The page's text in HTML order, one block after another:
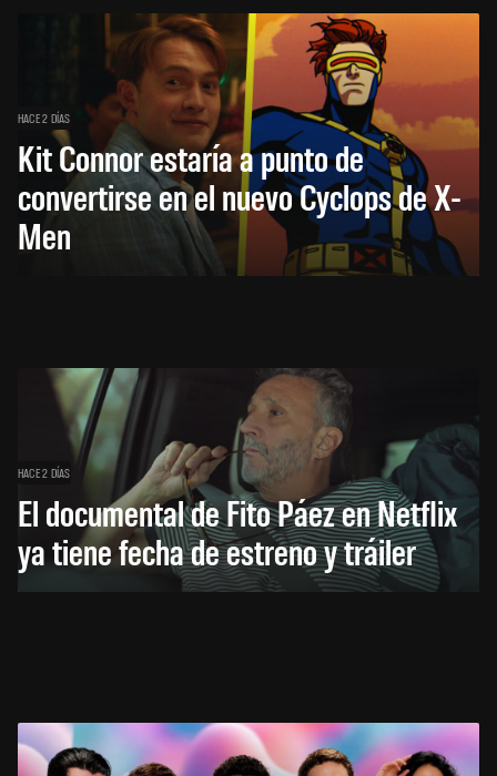
HACE 2 DÍAS
Kit Connor estaría a punto de
convertirse en el nuevo Cyclops de X-
Men
HACE 2 DÍAS
El documental de Fito Páez en Netflix
ya tiene fecha de estreno y tráiler